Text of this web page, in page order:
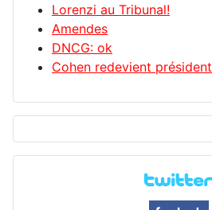
Lorenzi au Tribunal!
Amendes
DNCG: ok
Cohen redevient président